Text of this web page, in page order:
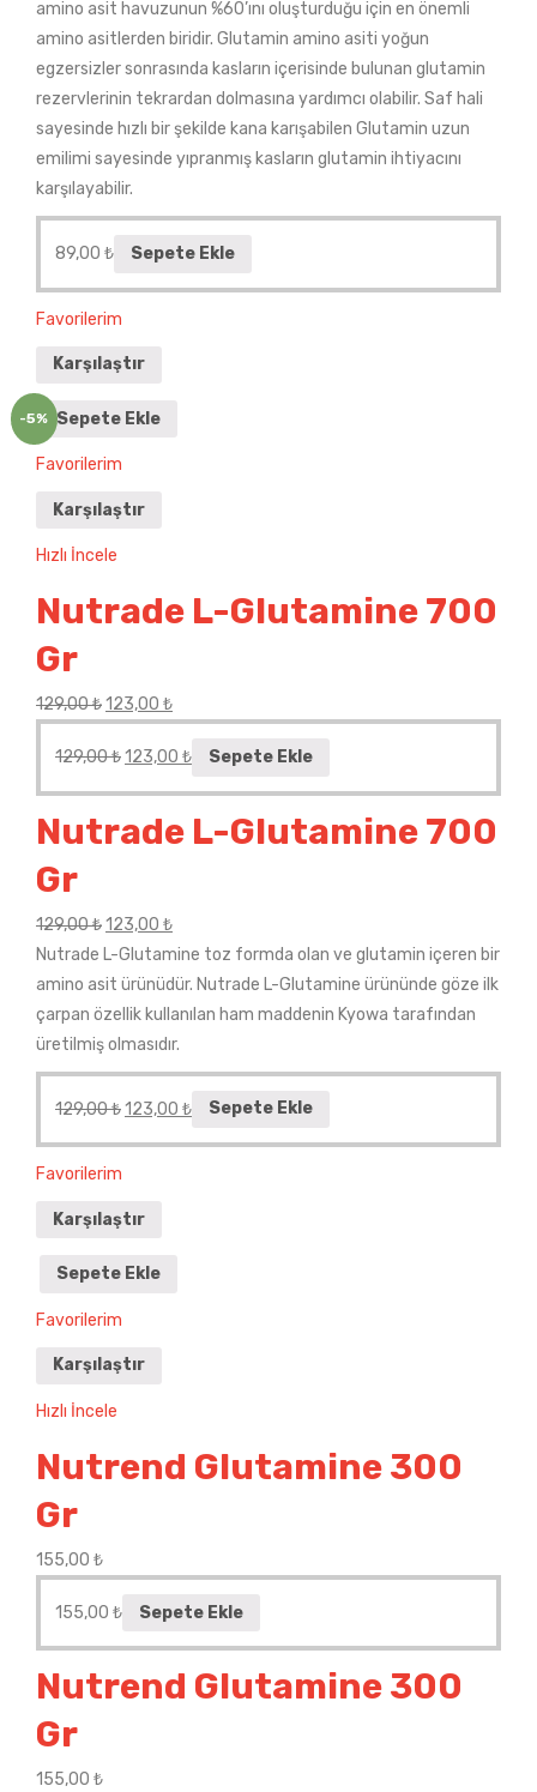
amino asit havuzunun %60’ını oluşturduğu için en önemli
amino asitlerden biridir. Glutamin amino asiti yoğun
egzersizler sonrasında kasların içerisinde bulunan glutamin
rezervlerinin tekrardan dolmasına yardımcı olabilir. Saf hali
sayesinde hızlı bir şekilde kana karışabilen Glutamin uzun
emilimi sayesinde yıpranmış kasların glutamin ihtiyacını
karşılayabilir.
89,00 ₺ Sepete Ekle
Favorilerim
Karşılaştır
Sepete Ekle
-5%
Favorilerim
Karşılaştır
Hızlı İncele
Nutrade L-Glutamine 700
Gr
129,00₺123,00 ₺
129,00₺123,00 ₺ Sepete Ekle
Nutrade L-Glutamine 700
Gr
129,00₺123,00 ₺
Nutrade L-Glutamine toz formda olan ve glutamin içeren bir
amino asit ürünüdür. Nutrade L-Glutamine ürününde göze ilk
çarpan özellik kullanılan ham maddenin Kyowa tarafından
üretilmiş olmasıdır.
129,00₺123,00 ₺ Sepete Ekle
Favorilerim
Karşılaştır
Sepete Ekle
Favorilerim
Karşılaştır
Hızlı İncele
Nutrend Glutamine 300
Gr
155,00 ₺
155,00 ₺ Sepete Ekle
Nutrend Glutamine 300
Gr
155,00 ₺